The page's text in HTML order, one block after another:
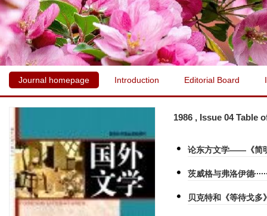
Journal homepage Introduction Editorial Board
1986 , Issue 04 Table
论东方文学——《简
茨威格与弗洛伊德
贝克特和《等待戈多